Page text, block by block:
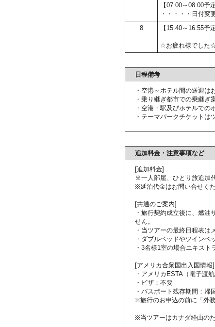
【07:00～08:00
・・・・・日付変
8 【15:40～16:55予
☆お疲れ様でした
日程備考
・空港～ホテル間の送迎は
・乗り継ぎ都市での乗継ぎ
・空港・駅及びホテルでの
・テーマパークチケットは
追加料金・注意事項など
[追加料金]
※一人部屋、ひとり旅追加
※延泊代金はお問い合せくだ
[共通のご案内]
・旅行契約成立後に、燃
せん。
・当ツアーの最終日程表は
・ダブルベッドやツインベ
・3名様1室の場合エキスト
[アメリカ合衆国出入国情報]
・アメリカESTA（電子渡
・ビザ：不要
・パスポート残存期間：帰
※旅行のお申込の前に「外
※当ツアーはカナダ経由の